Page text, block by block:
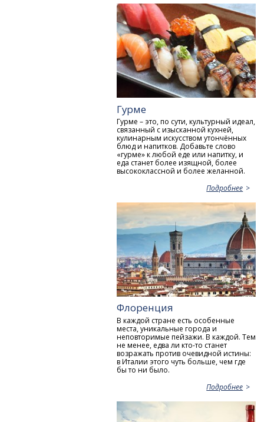
Гурме
Гурме – это, по сути, культурный идеал,
связанный с изысканной кухней,
кулинарным искусством утончённых
блюд и напитков. Добавьте слово
«гурме» к любой еде или напитку, и
еда станет более изящной, более
высококлассной и более желанной.
Подробнее
Флоренция
В каждой стране есть особенные
места, уникальные города и
неповторимые пейзажи. В каждой. Тем
не менее, едва ли кто-то станет
возражать против очевидной истины:
в Италии этого чуть больше, чем где
бы то ни было.
Подробнее